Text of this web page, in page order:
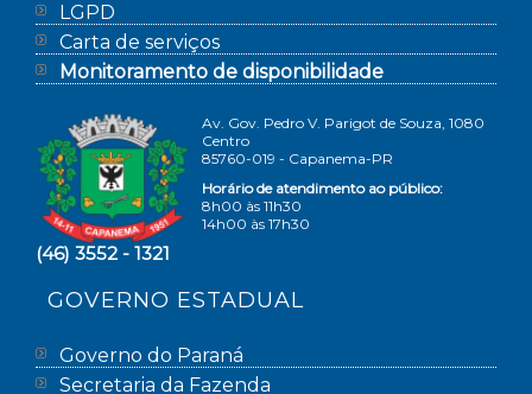
LGPD
Carta de serviços
Monitoramento de disponibilidade
Av. Gov. Pedro V. Parigot de Souza, 1080
Centro
85760-019 - Capanema-PR
Horário de atendimento ao público:
8h00 às 11h30
14h00 às 17h30
(46) 3552 - 1321
GOVERNO ESTADUAL
Governo do Paraná
Secretaria da Fazenda